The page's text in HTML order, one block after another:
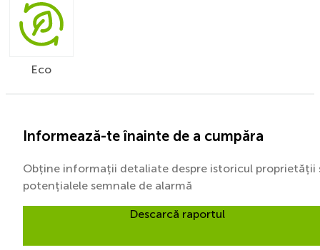
Eco
Informează-te înainte de a cumpăra
Obține informații detaliate despre istoricul proprietății
potențialele semnale de alarmă
Descarcă raportul